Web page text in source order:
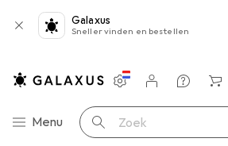
Galaxus
Sneller vinden en bestellen
Categorie navigatie
Menu Zoek op
Instellingen
Klantenaccount
Produktvergelijking
Verlanglijstje
Winkelmandje